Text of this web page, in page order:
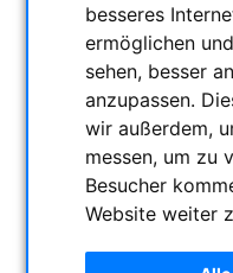
besseres
ermöglichen
sehen, besser
anzupassen.
wir außerdem,
messen, um zu
Besucher
Website weiter